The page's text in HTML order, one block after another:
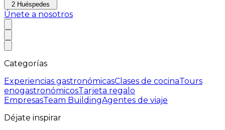
2 Huéspedes
Únete a nosotros
Categorías
Experiencias gastronómicasClases de cocinaTours
enogastronómicosTarjeta regalo
EmpresasTeam BuildingAgentes de viaje
Déjate inspirar